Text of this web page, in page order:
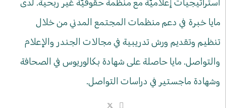
مايا خبرة في دعم منظمات المجتمع المدني من خلال
تنظيم وتقديم ورش تدريبية في مجالات الجندر والإعلام
والتواصل. مايا حاصلة على شهادة بكالوريوس في الصحافة
وشهادة ماجستير في دراسات التواصل.